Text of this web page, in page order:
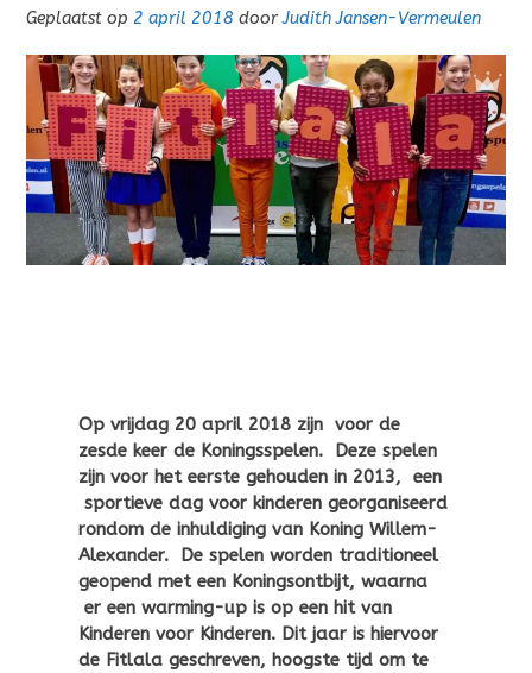
Geplaatst op 2 april 2018 doorJudith Jansen-Vermeulen
Op vrijdag 20 april 2018 zijn voor de
zesde keer de Koningsspelen. Deze spelen
zijn voor het eerste gehouden in 2013, een
sportieve dag voor kinderen georganiseerd
rondom de inhuldiging van Koning Willem-
Alexander. De spelen worden traditioneel
geopend met een Koningsontbijt, waarna
er een warming-up is op een hit van
Kinderen voor Kinderen. Dit jaar is hiervoor
de Fitlala geschreven, hoogste tijd om te